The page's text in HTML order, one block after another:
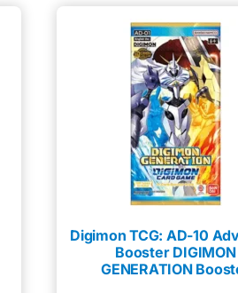
Digimon TCG: AD-10
Booster DIGIMON
GENERATION